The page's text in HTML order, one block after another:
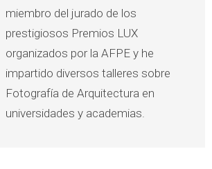
miembro del jurado de los
prestigiosos Premios LUX
organizados por la AFPE y he
impartido diversos talleres sobre
Fotografía de Arquitectura en
universidades y academias.